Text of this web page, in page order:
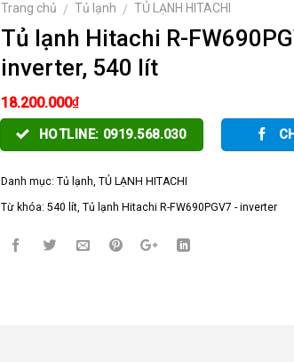
Trang chủ / Tủ lạnh / TỦ LẠNH HITACHI
Tủ lạnh Hitachi R-
inverter, 540 lít
18.200.000₫
HOTLINE: 0919.568.030
Danh mục: Tủ lạnh, TỦ LẠNH HITACHI
Từ khóa: 540 lít, Tủ lạnh Hitachi R-FW690PGV7 - inverter